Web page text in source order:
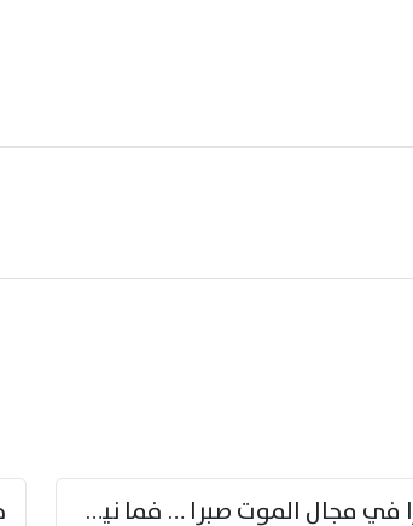
فصبرا في مجال الموت صبرا … فما نيل الخلود بمستطاع